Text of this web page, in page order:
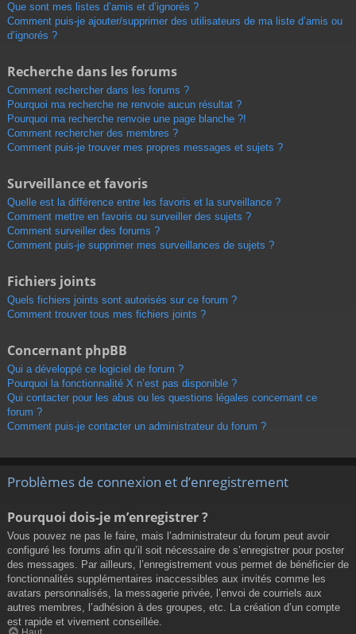
Que sont mes listes d’amis et d’ignorés ?
Comment puis-je ajouter/supprimer des utilisateurs de ma liste d’amis ou
d’ignorés ?
Recherche dans les forums
Comment rechercher dans les forums ?
Pourquoi ma recherche ne renvoie aucun résultat ?
Pourquoi ma recherche renvoie une page blanche ?!
Comment rechercher des membres ?
Comment puis-je trouver mes propres messages et sujets ?
Surveillance et favoris
Quelle est la différence entre les favoris et la surveillance ?
Comment mettre en favoris ou surveiller des sujets ?
Comment surveiller des forums ?
Comment puis-je supprimer mes surveillances de sujets ?
Fichiers joints
Quels fichiers joints sont autorisés sur ce forum ?
Comment trouver tous mes fichiers joints ?
Concernant phpBB
Qui a développé ce logiciel de forum ?
Pourquoi la fonctionnalité X n’est pas disponible ?
Qui contacter pour les abus ou les questions légales concernant ce
forum ?
Comment puis-je contacter un administrateur du forum ?
Problèmes de connexion et d’enregistrement
Pourquoi dois-je m’enregistrer ?
Vous pouvez ne pas le faire, mais l’administrateur du forum peut avoir
configuré les forums afin qu’il soit nécessaire de s’enregistrer pour poster
des messages. Par ailleurs, l’enregistrement vous permet de bénéficier de
fonctionnalités supplémentaires inaccessibles aux invités comme les
avatars personnalisés, la messagerie privée, l’envoi de courriels aux
autres membres, l’adhésion à des groupes, etc. La création d’un compte
est rapide et vivement conseillée.